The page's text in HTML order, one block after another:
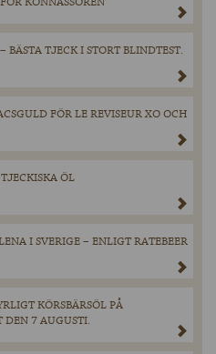
BÄSTA TJECK I STORT BLINDTEST.
FÖR LE REVISEUR XO OCH
ÖL
I SVERIGE – ENLIGT RATEBEER
KÖRSBÄRSÖL PÅ
DEN 7 AUGUSTI.